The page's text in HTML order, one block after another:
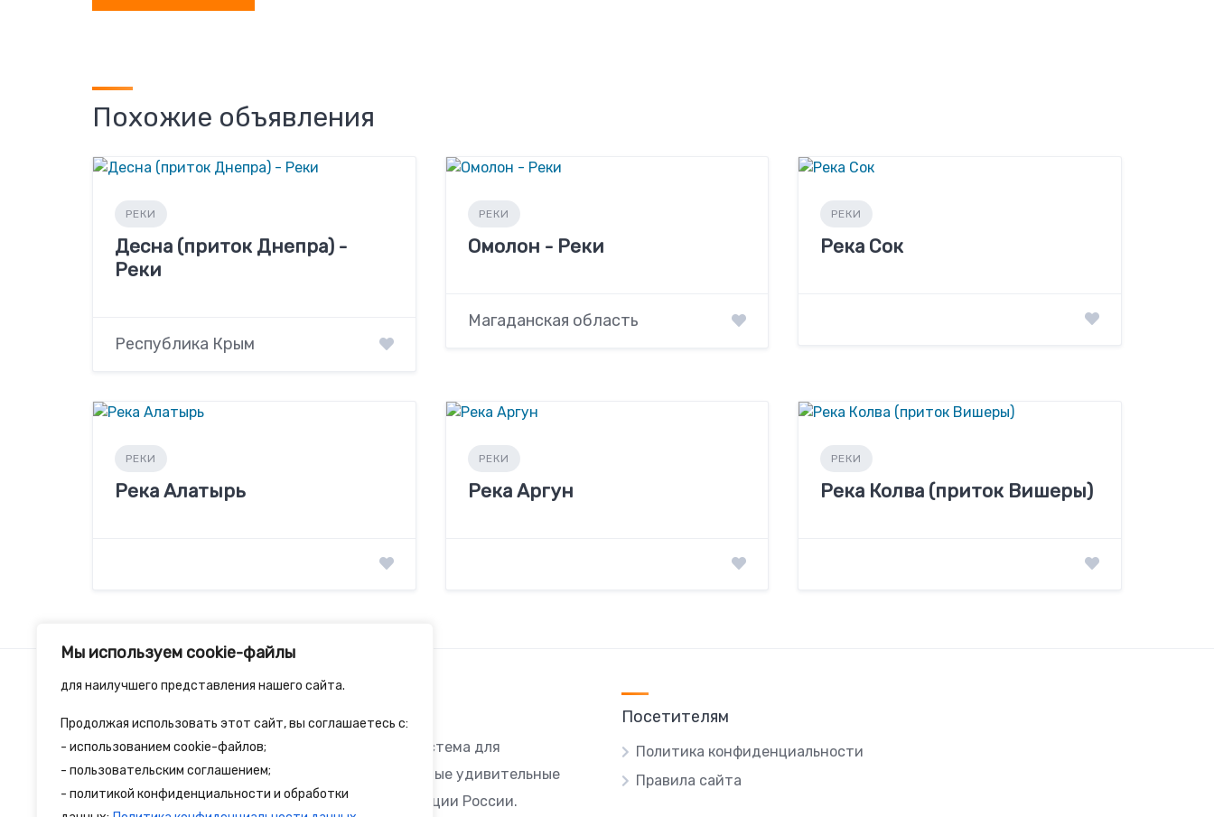
Мы используем cookie-файлы
для наилучшего представления нашего сайта.
Продолжая использовать этот сайт, вы соглашаетесь с:
- использованием cookie-файлов;
- пользовательским соглашением;
- политикой конфиденциальности и обработки
Похожие объявления
РЕКИ
Десна (приток Днепра) -
Реки
Республика Крым
РЕКИ
Омолон - Реки
Магаданская область
РЕКИ
Река Сок
РЕКИ
Река Алатырь
РЕКИ
Река Аргун
РЕКИ
Река Колва (приток Вишеры)
2spalnika.ru — это удобная информационная система для
путешественников и туристов где собраны самые удивительные
достопримечательности и туристические локации России.
Посетителям
Политика конфиденциальности
Правила сайта